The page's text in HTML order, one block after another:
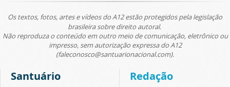
Os textos, fotos, artes e vídeos do A12 estão protegidos pela legislação
brasileira sobre direito autoral.
Não reproduza o conteúdo em outro meio de comunicação, eletrônico ou
impresso, sem autorização expressa do A12
(faleconosco@santuarionacional.com).
Santuário Redação